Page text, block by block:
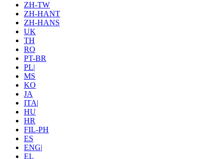
ZH-TW
ZH-HANT
ZH-HANS
UK
TH
RO
PT-BR
PL|
MS
KO
JA
ITA|
HU
HR
FIL-PH
ES
ENG|
EL